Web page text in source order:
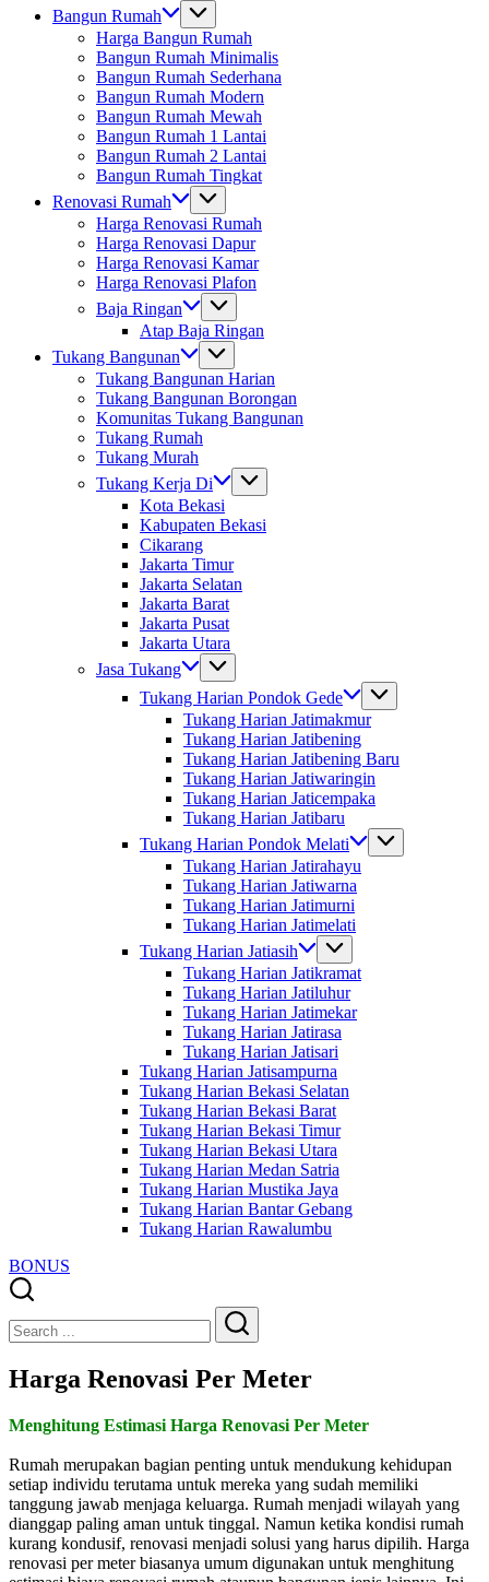
Bangun Rumah
Harga Bangun Rumah
Bangun Rumah Minimalis
Bangun Rumah Sederhana
Bangun Rumah Modern
Bangun Rumah Mewah
Bangun Rumah 1 Lantai
Bangun Rumah 2 Lantai
Bangun Rumah Tingkat
Renovasi Rumah
Harga Renovasi Rumah
Harga Renovasi Dapur
Harga Renovasi Kamar
Harga Renovasi Plafon
Baja Ringan
Atap Baja Ringan
Tukang Bangunan
Tukang Bangunan Harian
Tukang Bangunan Borongan
Komunitas Tukang Bangunan
Tukang Rumah
Tukang Murah
Tukang Kerja Di
Kota Bekasi
Kabupaten Bekasi
Cikarang
Jakarta Timur
Jakarta Selatan
Jakarta Barat
Jakarta Pusat
Jakarta Utara
Jasa Tukang
Tukang Harian Pondok Gede
Tukang Harian Jatimakmur
Tukang Harian Jatibening
Tukang Harian Jatibening Baru
Tukang Harian Jatiwaringin
Tukang Harian Jaticempaka
Tukang Harian Jatibaru
Tukang Harian Pondok Melati
Tukang Harian Jatirahayu
Tukang Harian Jatiwarna
Tukang Harian Jatimurni
Tukang Harian Jatimelati
Tukang Harian Jatiasih
Tukang Harian Jatikramat
Tukang Harian Jatiluhur
Tukang Harian Jatimekar
Tukang Harian Jatirasa
Tukang Harian Jatisari
Tukang Harian Jatisampurna
Tukang Harian Bekasi Selatan
Tukang Harian Bekasi Barat
Tukang Harian Bekasi Timur
Tukang Harian Bekasi Utara
Tukang Harian Medan Satria
Tukang Harian Mustika Jaya
Tukang Harian Bantar Gebang
Tukang Harian Rawalumbu
BONUS
Search
Search
Harga Renovasi Per Meter
Menghitung Estimasi Harga Renovasi Per Meter
Rumah merupakan bagian penting untuk mendukung kehidupan
setiap individu terutama untuk mereka yang sudah memiliki
tanggung jawab menjaga keluarga. Rumah menjadi wilayah yang
dianggap paling aman untuk tinggal. Namun ketika kondisi rumah
kurang kondusif, renovasi menjadi solusi yang harus dipilih. Harga
renovasi per meter biasanya umum digunakan untuk menghitung